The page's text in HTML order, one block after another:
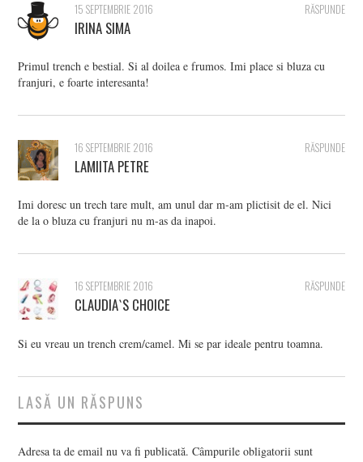
RĂSPUNDE
15 SEPTEMBRIE 2016
IRINA SIMA
Primul trench e bestial. Si al doilea e frumos. Imi place si bluza cu
franjuri, e foarte interesanta!
RĂSPUNDE
16 SEPTEMBRIE 2016
LAMIITA PETRE
Imi doresc un trech tare mult, am unul dar m-am plictisit de el. Nici
de la o bluza cu franjuri nu m-as da inapoi.
RĂSPUNDE
16 SEPTEMBRIE 2016
CLAUDIA`S CHOICE
Si eu vreau un trench crem/camel. Mi se par ideale pentru toamna.
LASĂ UN RĂSPUNS
Adresa ta de email nu va fi publicată. Câmpurile obligatorii sunt